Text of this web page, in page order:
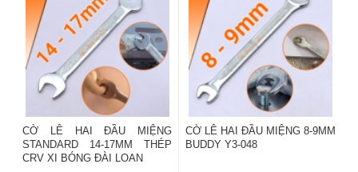
CỜ LÊ HAI ĐẦU MIỆNG
STANDARD 14-17MM THÉP
CRV XI BÓNG ĐÀI LOAN
CỜ LÊ HAI ĐẦU MIỆNG 8-9MM
BUDDY Y3-048